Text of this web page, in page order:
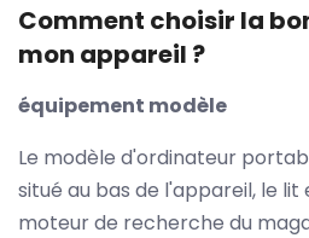
Comment choisir la
mon appareil ?
équipement modèle
Le modèle d'ordinateur
situé au bas de l'appareil, le lit
moteur de recherche du